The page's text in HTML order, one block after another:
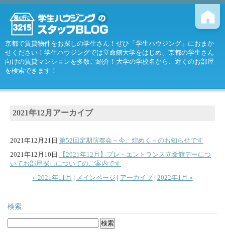
京都で賃貸物件をお探しの学生さん！ぜひ「学生ハウジング」におまか
せください！学生ハウジングでは立命館大学をはじめ、京都の学生さん
向けの賃貸マンションを多数ご紹介！大学の学校名から、近くのお部屋
を検索できます！
2021年12月アーカイブ
2021年12月21日 第52回定期演奏会～今、煌めく～のお知らせです
2021年12月10日
【2021年12月】プレ・エントランス立命館デーにつ
いてお部屋探しについてのご案内です
« 2021年11月 | メインページ | アーカイブ| 2022年1月 »
検索